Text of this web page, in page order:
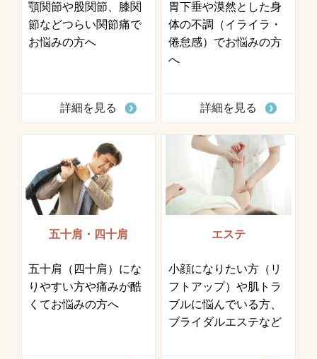
顎関節や股関節、膝関
節などつらい関節痛で
お悩みの方へ
詳細を見る
胃下垂や漠然とした身
体の不調（イライラ・
倦怠感）でお悩みの方
へ
詳細を見る
五十肩・四十肩
五十肩（四十肩）にな
りやすい方や痛みが酷
くてお悩みの方へ
エステ
小顔になりたい方（リ
フトアップ）や肌トラ
ブルに悩んでいる方、
ブライダルエステなど